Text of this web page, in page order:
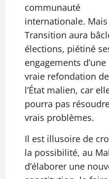
communauté
internationale.
Transition aura
élections, piétiné
engagements d’une
vraie refondation de
l’État malien, car
pourra pas
vrais problèmes.
Il est illusoire de
la possibilité, au
d’élaborer une